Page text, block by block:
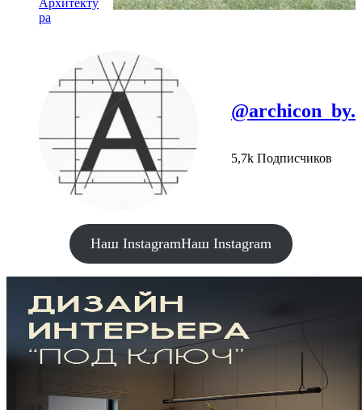
Архитекту
ра
@archicon_by.
5,7k Подписчиков
Наш InstagramНаш Instagram